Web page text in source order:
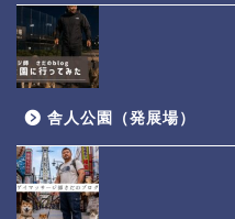
舎人公園（発展場）